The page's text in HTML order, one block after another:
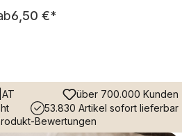
Regulärer Preis:
6,50 €*
über 700.000 Kunden
53.830 Artikel sofort lieferbar
Bewertungen